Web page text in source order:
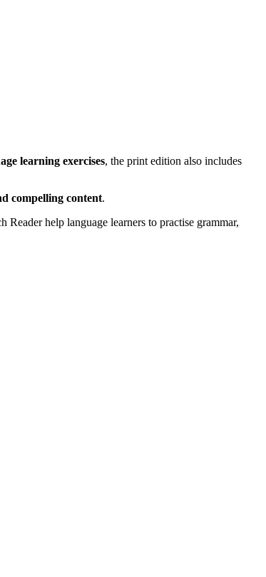
learning exercises, the print edition also includes
compelling content.
Reader help language learners to practise grammar,